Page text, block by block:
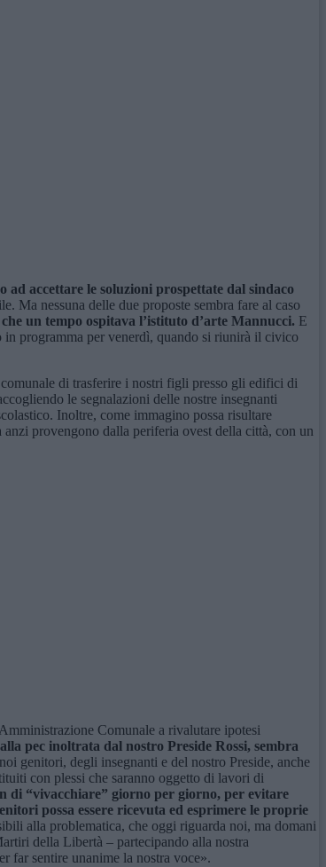
accettare le soluzioni prospettate dal sindaco
Ma nessuna delle due proposte sembra fare al caso
un tempo ospitava l’istituto d’arte Mannucci. E
programma per venerdì, quando si riunirà il civico
di trasferire i nostri figli presso gli edifici di
le segnalazioni delle nostre insegnanti
Inoltre, come immagino possa risultare
provengono dalla periferia ovest della città, con un
Comunale a rivalutare ipotesi
pec inoltrata dal nostro Preside Rossi, sembra
genitori, degli insegnanti e del nostro Preside, anche
con plessi che saranno oggetto di lavori di
di “vivacchiare” giorno per giorno, per evitare
possa essere ricevuta ed esprimere le proprie
alla problematica, che oggi riguarda noi, ma domani
della Libertà – partecipando alla nostra
far sentire unanime la nostra voce».